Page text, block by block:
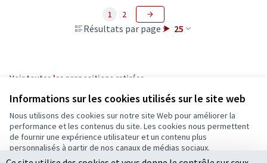
Informations sur les cookies utilisés sur le site web
Nous utilisons des cookies sur notre site Web pour améliorer la
performance et les contenus du site. Les cookies nous permettent
de fournir une expérience utilisateur et un contenu plus
personnalisés à partir de nos canaux de médias sociaux.
Résultats par page : 25
1 2
Voir toutes les propositions retirées
Conditions d'utilisation
Paramètres des cookies
Ecrivons Angers sur X
(Lien externe)
Ecrivons Angers sur Facebook
(Lien externe)